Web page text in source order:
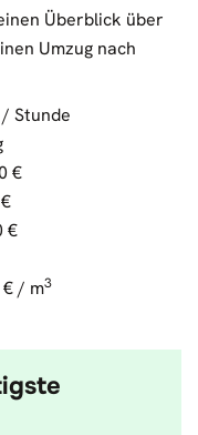
Überblick über
Umzug nach
Stunde
€
€
€ / m3